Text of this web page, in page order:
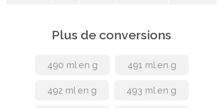
Plus de conversions
490 ml en g 491 ml en g
492 ml en g 493 ml en g